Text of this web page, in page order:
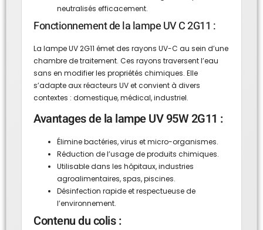
neutralisés efficacement.
Fonctionnement de la lampe UV C 2G11 :
La lampe UV 2G11 émet des rayons UV-C au sein d’une
chambre de traitement. Ces rayons traversent l’eau
sans en modifier les propriétés chimiques. Elle
s’adapte aux réacteurs UV et convient à divers
contextes : domestique, médical, industriel.
Avantages de la lampe UV 95W 2G11 :
Élimine bactéries, virus et micro-organismes.
Réduction de l’usage de produits chimiques.
Utilisable dans les hôpitaux, industries
agroalimentaires, spas, piscines.
Désinfection rapide et respectueuse de
l’environnement.
Contenu du colis :